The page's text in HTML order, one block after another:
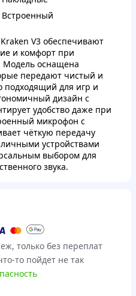
Встроенный
V3 обеспечивают
и комфорт при
Модель оснащена
передают чистый и
подходящий для игр и
дизайн с
удобство даже при
микрофон с
чёткую передачу
устройствами
выбором для
звука.
только без переплат
то пойдет не так